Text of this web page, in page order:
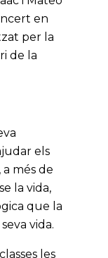
en
per la
de la
els
a més de
la vida,
que la
vida.
les